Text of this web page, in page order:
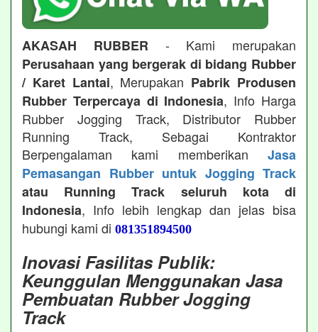
AKASAH RUBBER - Kami merupakan
Perusahaan yang bergerak di bidang Rubber
/ Karet Lantai, Merupakan Pabrik Produsen
Rubber Terpercaya di Indonesia, Info Harga
Rubber Jogging Track, Distributor Rubber
Running Track, Sebagai Kontraktor
Berpengalaman kami memberikan Jasa
Pemasangan Rubber untuk Jogging Track
atau Running Track seluruh kota di
Indonesia, Info lebih lengkap dan jelas bisa
hubungi kami di 081351894500
Inovasi Fasilitas Publik:
Keunggulan Menggunakan Jasa
Pembuatan Rubber Jogging
Track